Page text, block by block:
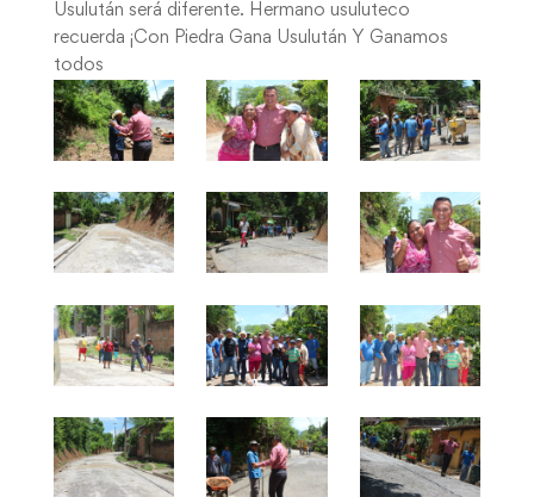
Usulután será diferente. Hermano usuluteco
recuerda ¡Con Piedra Gana Usulután Y Ganamos
todos